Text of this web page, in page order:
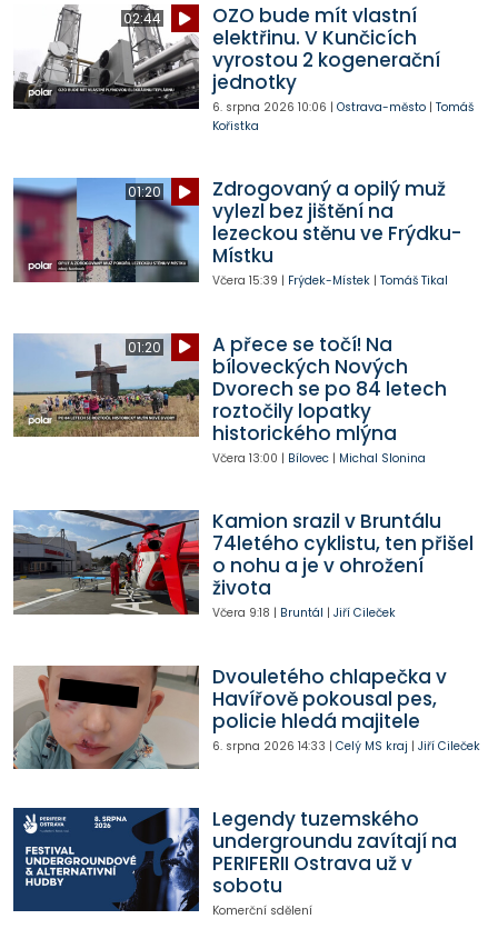
02:44
OZO bude mít vlastní
elektřinu. V Kunčicích
vyrostou 2 kogenerační
jednotky
6. srpna 2026 10:06 | Ostrava-město| Tomáš
Kořistka
01:20
Zdrogovaný a opilý muž
vylezl bez jištění na
lezeckou stěnu ve Frýdku-
Místku
Včera 15:39 | Frýdek-Místek| Tomáš Tikal
01:20
A přece se točí! Na
bíloveckých Nových
Dvorech se po 84 letech
roztočily lopatky
historického mlýna
Včera 13:00 | Bílovec| Michal Slonina
Kamion srazil v Bruntálu
74letého cyklistu, ten přišel
o nohu a je v ohrožení
života
Včera 9:18 | Bruntál | Jiří Cileček
Dvouletého chlapečka v
Havířově pokousal pes,
policie hledá majitele
6. srpna 2026 14:33 | Celý MS kraj | Jiří Cileček
Legendy tuzemského
undergroundu zavítají na
PERIFERII Ostrava už v
sobotu
Komerční sdělení